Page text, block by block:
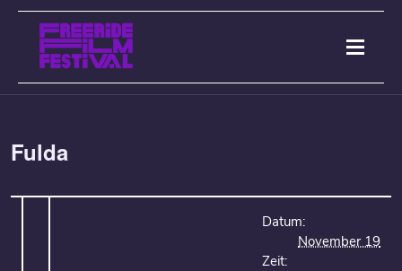
Fulda
Datum:
November 19
Zeit: